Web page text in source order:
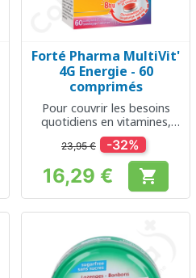
Forté Pharma MultiVit'
4G Energie - 60
comprimés
Pour couvrir les besoins
quotidiens en vitamines,
minéraux et oligo-éléments
23,95 € -32%
Prix
16,29 € 